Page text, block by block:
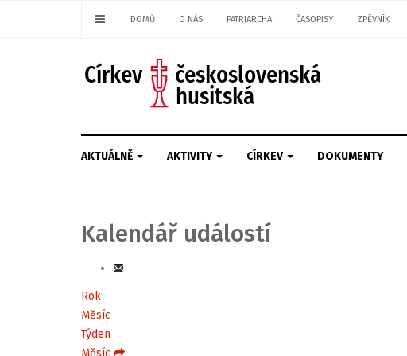
DOMŮ O NÁS PATRIARCHA ČASOPISY ZPĚVNÍK
AKTUÁLNĚ AKTIVITY CÍRKEV DOKUMENTY
Kalendář událostí
Rok
Měsíc
Týden
Měsíc